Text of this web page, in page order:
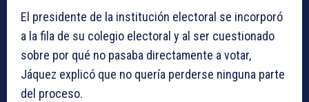
El presidente de la institución electoral se incorporó
a la fila de su colegio electoral y al ser cuestionado
sobre por qué no pasaba directamente a votar,
Jáquez explicó que no quería perderse ninguna parte
del proceso.